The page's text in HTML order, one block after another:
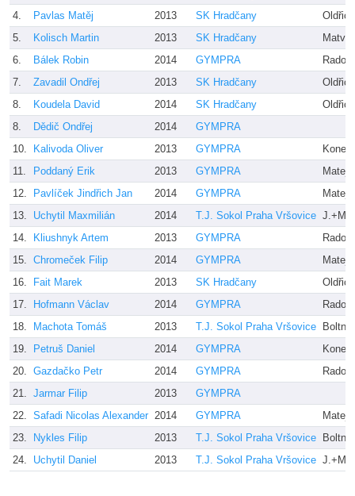
4.
Pavlas Matěj 2013 SK Hradčany
5.
Kolisch Martin 2013 SK Hradčany
6.
Bálek Robin 2014 GYMPRA
7.
Zavadil Ondřej 2013 SK Hradčany
8.
Koudela David 2014 SK Hradčany
8.
Dědič Ondřej 2014
GYMPRA
10.
Kalivoda Oliver 2013 GYMPRA
11.
Poddaný Erik 2013 GYMPRA
12.
Pavlíček Jindřich Jan 2014 GYMPRA
13.
Uchytil Maxmilián 2014 T.J. Sokol Praha Vršovice J.+M.
14.
Kliushnyk Artem 2013 GYMPRA
15. Chromeček Filip 2014 GYMPRA
16.
Fait Marek 2013 SK Hradčany
17.
Hofmann Václav 2014 GYMPRA
18.
Machota Tomáš 2013 T.J. Sokol Praha Vršovice
19.
Petruš Daniel 2014 GYMPRA
20. Gazdačko Petr 2014 GYMPRA
21. Jarmar Filip 2013
GYMPRA
22. Safadi Nicolas Alexander 2014 GYMPRA
23.
Nykles Filip 2013 T.J. Sokol Praha Vršovice
24.
Uchytil Daniel 2013 T.J. Sokol Praha Vršovice J.+M.